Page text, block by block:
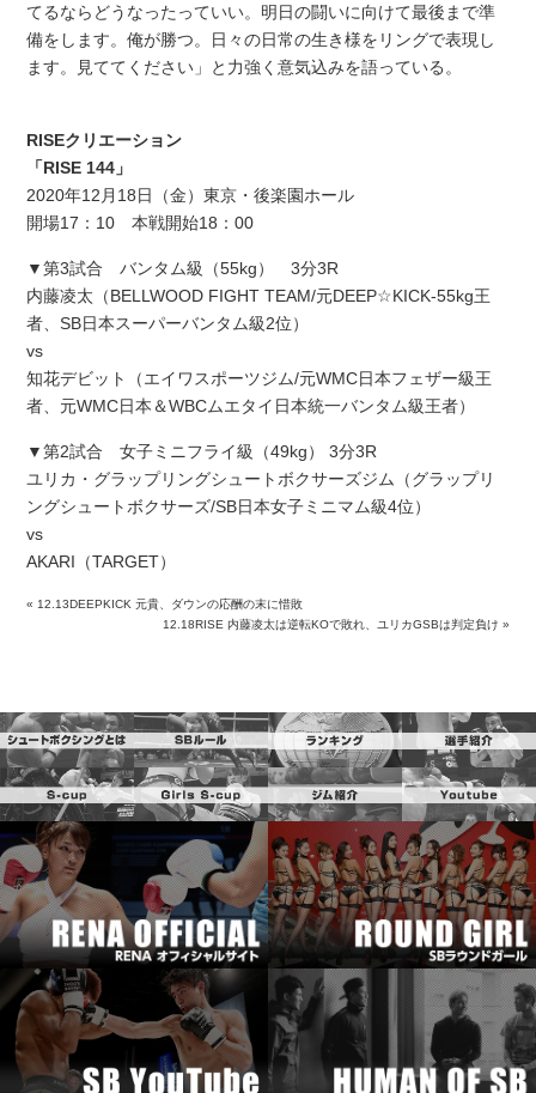
てるならどうなったっていい。明日の闘いに向けて最後まで準
備をします。俺が勝つ。日々の日常の生き様をリングで表現し
ます。見ててください」と力強く意気込みを語っている。
RISEクリエーション
「RISE 144」
2020年12月18日（金）東京・後楽園ホール
開場17：10 本戦開始18：00
▼第3試合 バンタム級（55kg） 3分3R
内藤凌太（BELLWOOD FIGHT TEAM/元DEEP☆KICK-55kg王
者、SB日本スーパーバンタム級2位）
vs
知花デビット（エイワスポーツジム/元WMC日本フェザー級王
者、元WMC日本＆WBCムエタイ日本統一バンタム級王者）
▼第2試合 女子ミニフライ級（49kg） 3分3R
ユリカ・グラップリングシュートボクサーズジム（グラップリ
ングシュートボクサーズ/SB日本女子ミニマム級4位）
vs
AKARI（TARGET）
« 12.13DEEPKICK 元貴、ダウンの応酬の末に惜敗
12.18RISE 内藤凌太は逆転KOで敗れ、ユリカGSBは判定負け »